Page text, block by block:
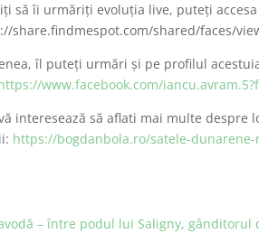
să îi urmăriţi evoluţia live, puteţi
share.findmespot.com/shared/faces/
îl puteţi urmări şi pe profilul
www.facebook.com/
ă interesează să aflati mai multe despre
https://bogdanbola.ro/satele-
– între podul lui Saligny, gânditorul